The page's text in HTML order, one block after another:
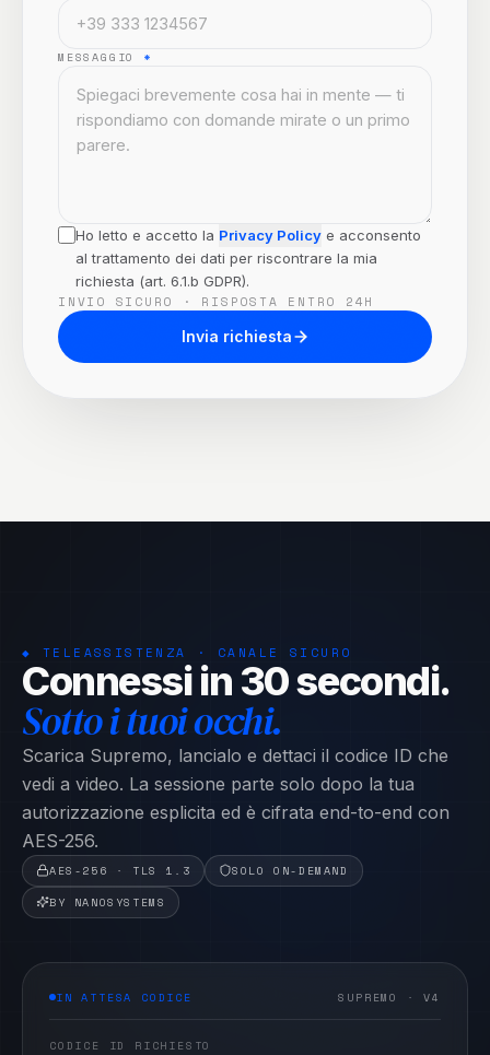
MESSAGGIO *
Ho letto e accetto la Privacy Policy e acconsento
al trattamento dei dati per riscontrare la mia
richiesta (art. 6.1.b GDPR).
INVIO SICURO · RISPOSTA ENTRO 24H
Invia richiesta
◆ TELEASSISTENZA · CANALE SICURO
Connessi in 30 secondi.
Sotto i tuoi occhi.
Scarica Supremo, lancialo e dettaci il codice ID che
vedi a video. La sessione parte solo dopo la tua
autorizzazione esplicita ed è cifrata end-to-end con
AES-256.
AES-256 · TLS 1.3
SOLO ON-DEMAND
BY NANOSYSTEMS
IN ATTESA CODICE SUPREMO · V4
CODICE ID RICHIESTO